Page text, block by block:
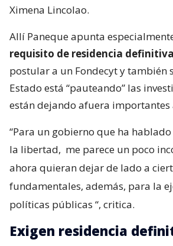
Ximena Lincolao.
Allí Paneque apunta
requisito de residencia
postular a un Fondecyt y también
Estado está “pauteando” las
están dejando afuera importantes
“Para un gobierno que ha
la libertad, me parece un poco
ahora quieran dejar de lado a
fundamentales, además, para la
políticas públicas “, critica.
Exigen residencia